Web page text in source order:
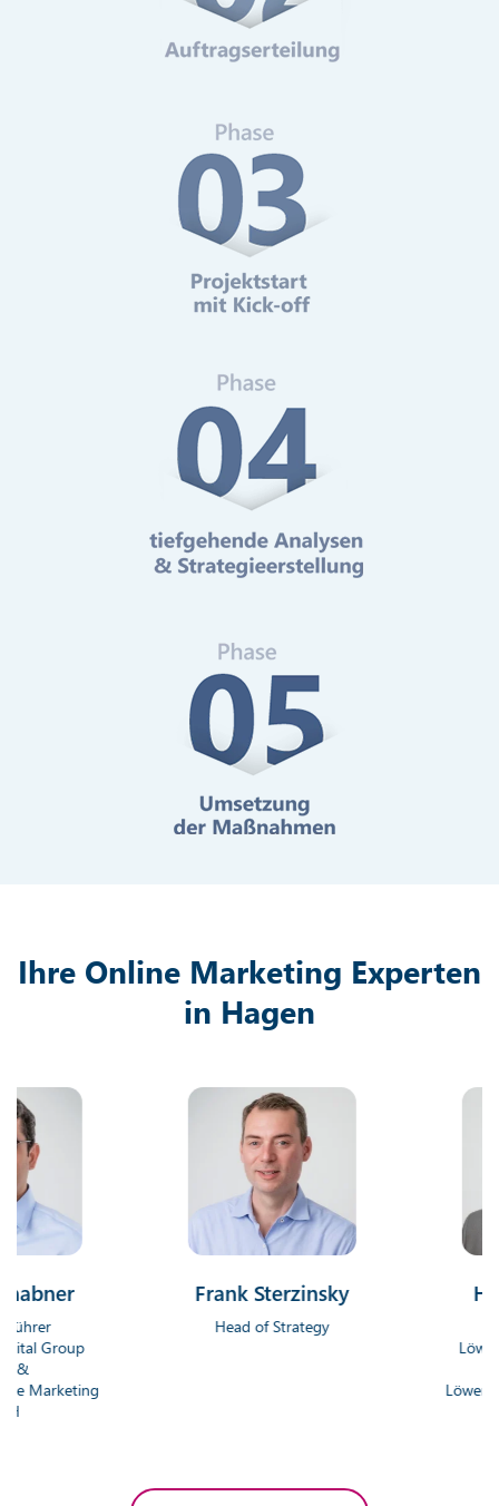
Web-Analytics
Mehr erfahren
Online-Marketing Beratung
Mehr erfahren
Digitale Barrierefreiheit
Ihre Online Marketing Experten
in Hagen
Frank Sterzinsky
Head of Strategy
Löwenstark
Löwenstark